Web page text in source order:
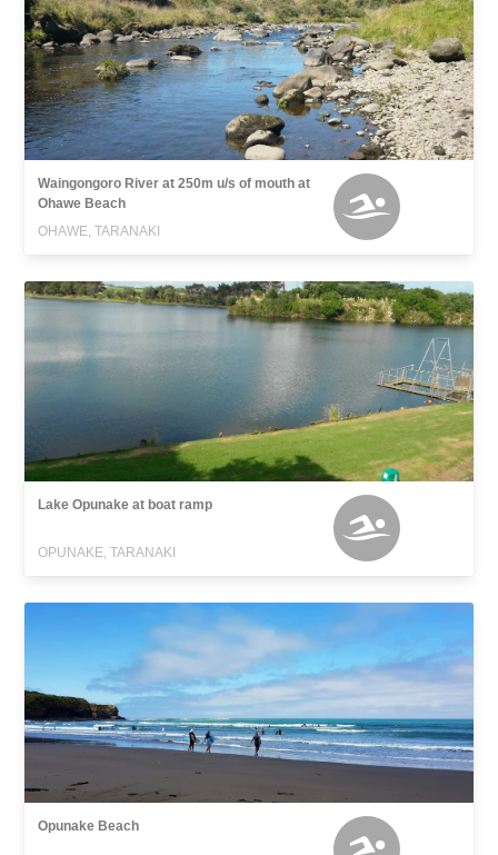
Waingongoro River at 250m u/s of mouth at
Ohawe Beach
OHAWE, TARANAKI
Lake Opunake at boat ramp
OPUNAKE, TARANAKI
Opunake Beach